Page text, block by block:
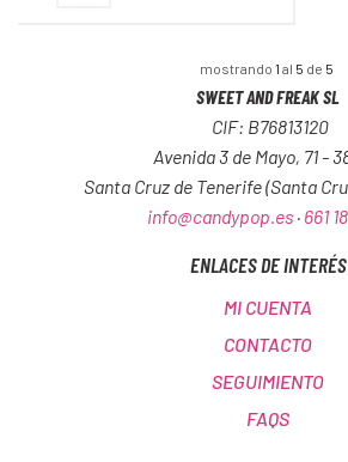
mostrando 1 al 5 de 5
SWEET AND FREAK SL
CIF: B76813120
Avenida 3 de Mayo, 71 -
Santa Cruz de Tenerife (Santa
info@candypop.es· 661
ENLACES DE INTERÉS
MI CUENTA
CONTACTO
SEGUIMIENTO
FAQS